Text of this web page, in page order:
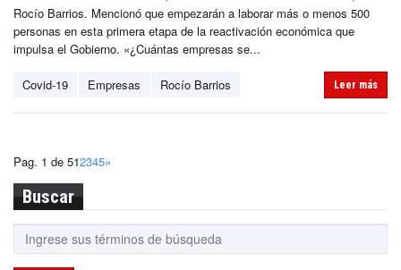
Rocío Barrios. Mencionó que empezarán a laborar más o menos 500
personas en esta primera etapa de la reactivación económica que
impulsa el Gobierno. «¿Cuántas empresas se...
Covid-19 Empresas Rocío Barrios Leer más
Pag. 1 de 512345»
Buscar